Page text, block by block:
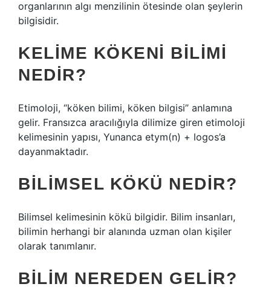
organlarının algı menzilinin ötesinde olan şeylerin
bilgisidir.
KELIME KÖKENI BILIMI
NEDIR?
Etimoloji, “köken bilimi, köken bilgisi” anlamına
gelir. Fransızca aracılığıyla dilimize giren etimoloji
kelimesinin yapısı, Yunanca etym(n) + logos’a
dayanmaktadır.
BILIMSEL KÖKÜ NEDIR?
Bilimsel kelimesinin kökü bilgidir. Bilim insanları,
bilimin herhangi bir alanında uzman olan kişiler
olarak tanımlanır.
BILIM NEREDEN GELIR?